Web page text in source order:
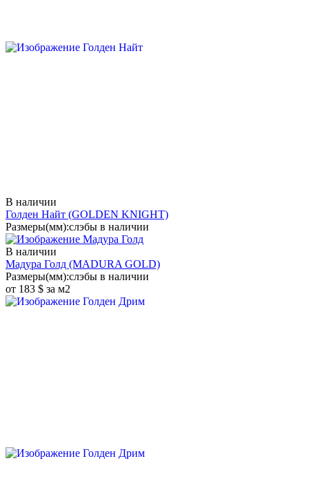
В наличии
Голден Найт (GOLDEN KNIGHT)
Размеры(мм):слэбы в наличии
В наличии
Мадура Голд (MADURA GOLD)
Размеры(мм):слэбы в наличии
от 183 $ за м2